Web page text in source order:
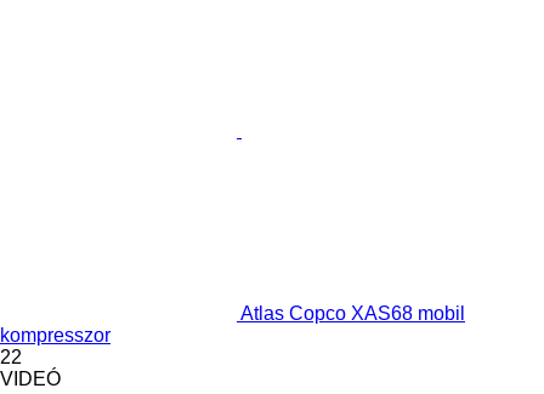
Atlas Copco XAS68 mobil
kompresszor
22
VIDEÓ